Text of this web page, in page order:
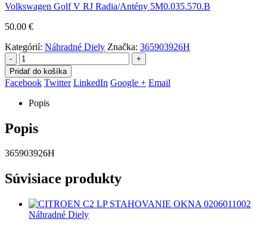
Volkswagen Golf V RJ Radia/Antény 5M0.035.570.B
50.00 €
Kategórií: Náhradné Diely Značka: 365903926H
-
+
Pridať do košíka
Facebook Twitter LinkedIn Google + Email
Popis
Popis
365903926H
Súvisiace produkty
Náhradné Diely